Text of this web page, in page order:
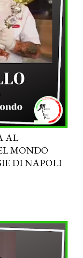
AL
MONDO
DI NAPOLI